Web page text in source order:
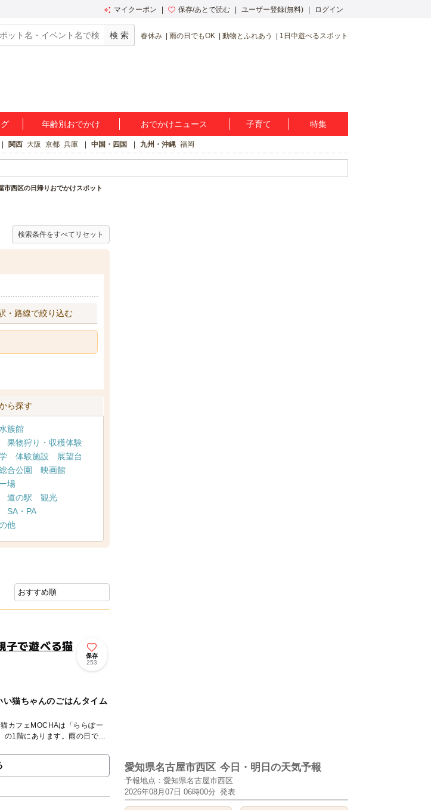
マイクーポン 保存/あとで読む ユーザー登録(無料) ログイン
春休み 雨の日でもOK 動物とふれあう 1日中遊べるスポット
年齢別おでかけ おでかけニュース 子育て 特集
関西 大阪 京都 兵庫 中国・四国 九州・沖縄 福岡
市西区の日帰りおでかけスポット
検索条件をすべてリセット
・路線で絞り込む
ら探す
族館
果物狩り・収穫体験
体験施設
展望台
合公園
映画館
場
道の駅
観光
SA・PA
他
子で遊べる猫
保存
253
猫ちゃんのごはんタイム
カフェMOCHAは「ららぽー
の1階にあります。雨の日でも
愛知県名古屋市西区 今日・明日の天気予報
予報地点：愛知県名古屋市西区
2026年08月07日 06時00分 発表